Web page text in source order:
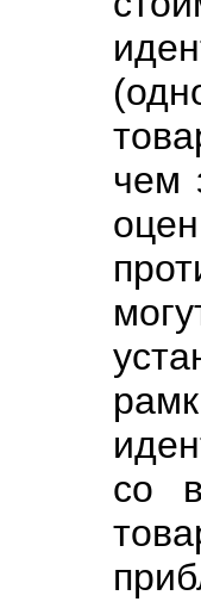
чем
со